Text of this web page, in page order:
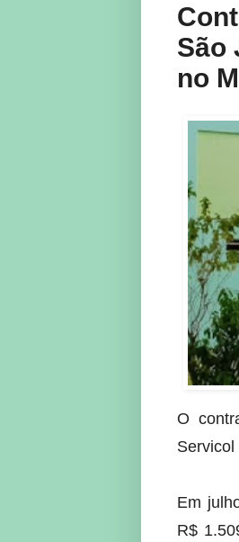
São
no
O
Em
R$